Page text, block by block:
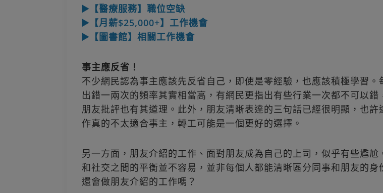
▶️【醫療服務】職位空缺
▶️【月薪$25,000+】工作機會
▶️【圖書館】相關工作機會
事主應反省！
不少網民認為事主應該先反省自己，即使是零經驗，也應該積極學習。
出錯一兩次的頻率其實相當高，有網民更指出有些行業一次都不可以錯
朋友批評也有其道理。此外，朋友清晰表達的三句話已經很明顯，也許
作真的不太適合事主，轉工可能是一個更好的選擇。
另一方面，朋友介紹的工作、面對朋友成為自己的上司，似乎有些尷尬
和社交之間的平衡並不容易，並非每個人都能清晰區分同事和朋友的身
還會做朋友介紹的工作嗎？